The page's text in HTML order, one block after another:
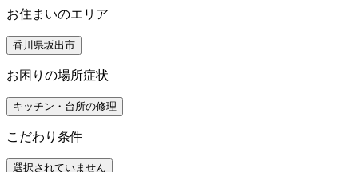
お住まいのエリア
香川県坂出市
お困りの場所症状
キッチン・台所の修理
こだわり条件
選択されていません